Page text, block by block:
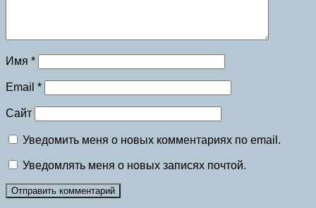
Имя *
Email *
Сайт
Уведомить меня о новых комментариях по email.
Уведомлять меня о новых записях почтой.